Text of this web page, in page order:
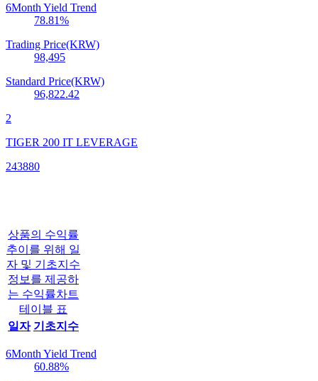
6Month Yield Trend
78.81%
Trading Price(KRW)
98,495
Standard Price(KRW)
96,822.42
2
TIGER 200 IT LEVERAGE
243880
상품의 수익률
추이를 위해 일
자 및 기초지수
정보를 제공하
는 수익률차트
테이블 표
일자 기초지수
6Month Yield Trend
60.88%